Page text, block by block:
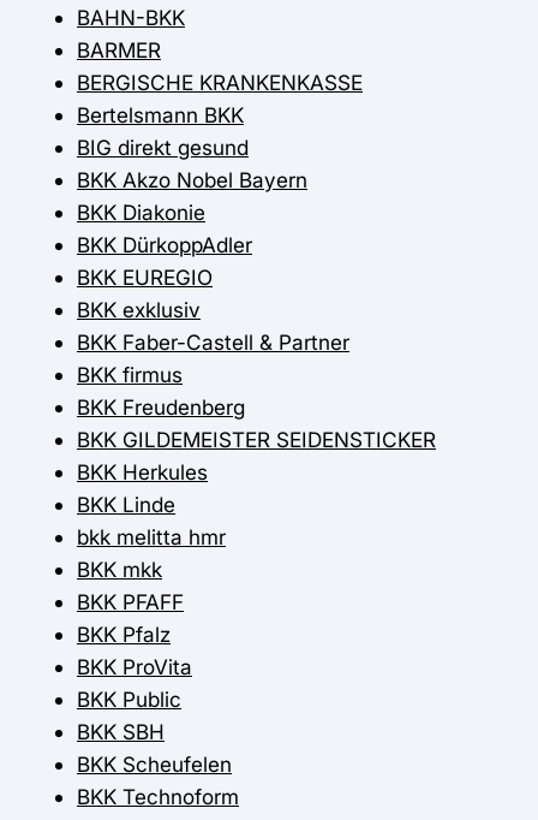
BAHN-BKK
BARMER
BERGISCHE KRANKENKASSE
Bertelsmann BKK
BIG direkt gesund
BKK Akzo Nobel Bayern
BKK Diakonie
BKK DürkoppAdler
BKK EUREGIO
BKK exklusiv
BKK Faber-Castell & Partner
BKK firmus
BKK Freudenberg
BKK GILDEMEISTER SEIDENSTICKER
BKK Herkules
BKK Linde
bkk melitta hmr
BKK mkk
BKK PFAFF
BKK Pfalz
BKK ProVita
BKK Public
BKK SBH
BKK Scheufelen
BKK Technoform